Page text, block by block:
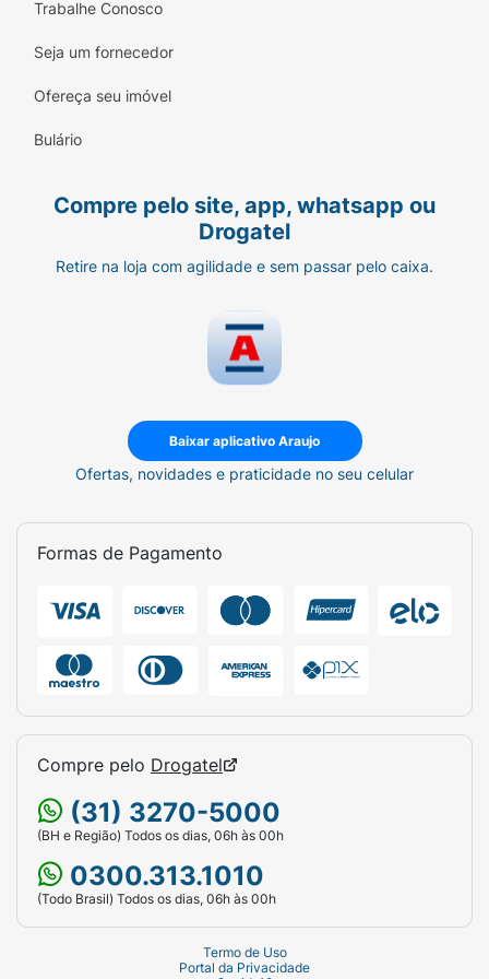
seu médico em caso de suspeita de gravidez.
Trabalhe Conosco
Seja um fornecedor
Ofereça seu imóvel
Bulário
Compre pelo site, app, whatsapp ou
Drogatel
Retire na loja com agilidade e sem passar pelo caixa.
Baixar aplicativo Araujo
Ofertas, novidades e praticidade no seu celular
Formas de Pagamento
Compre pelo Drogatel
(31) 3270-5000
(BH e Região) Todos os dias, 06h às 00h
0300.313.1010
(Todo Brasil) Todos os dias, 06h às 00h
Termo de Uso
Portal da Privacidade